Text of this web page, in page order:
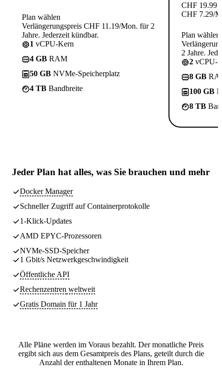
Plan wählen
Verlängerungspreis CHF 11.19/Mon. für 2
Jahre. Jederzeit kündbar.
1 vCPU-Kern
4 GB RAM
50 GB NVMe-Speicherplatz
4 TB Bandbreite
CHF 19.99
CHF 7.29/
Plan wählen
2 Jahre.
2 vCPU-
8 GB
100 GB
8 TB
Jeder Plan hat alles, was Sie brauchen und mehr
Docker Manager
Schneller Zugriff auf Containerprotokolle
1-Klick-Updates
AMD EPYC-Prozessoren
NVMe-SSD-Speicher
1 Gbit/s Netzwerkgeschwindigkeit
Öffentliche API
Rechenzentren weltweit
Gratis Domain für 1 Jahr
Alle Pläne werden im Voraus bezahlt. Der monatliche Preis
ergibt sich aus dem Gesamtpreis des Plans, geteilt durch die
Anzahl der enthaltenen Monate in Ihrem Plan.